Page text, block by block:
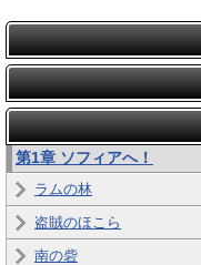
第1章 ソフィアへ！
ラムの林
盗賊のほこら
南の砦